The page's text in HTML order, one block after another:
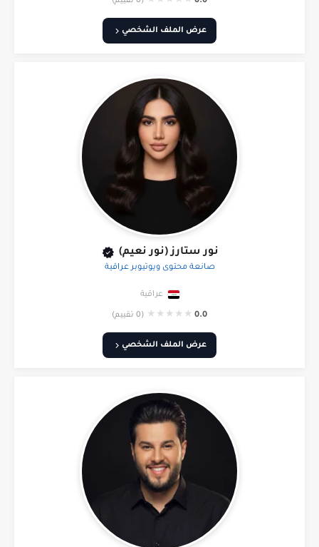
عرض الملف الشخصي
نور ستارز (نور نعيم)
صانعة محتوى ويوتيوبر عراقية
عراقية
0.0
★
★
★
★
★ (0 تقييم)
عرض الملف الشخصي